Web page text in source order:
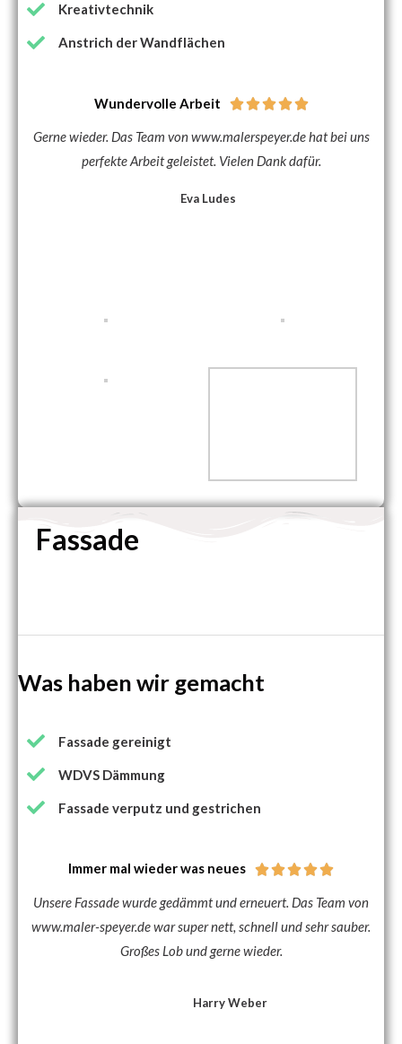
Kreativtechnik
Anstrich der Wandflächen
Wundervolle Arbeit 
Gerne wieder. Das Team von www.malerspeyer.de hat bei uns
perfekte Arbeit geleistet. Vielen Dank dafür.
Eva Ludes
WDVS Dämmung
Immer mal wieder was neues
Unsere Fassade wurde gedämmt und erneuert. Das Team von
Großes Lob und gerne wieder.
Harry Weber